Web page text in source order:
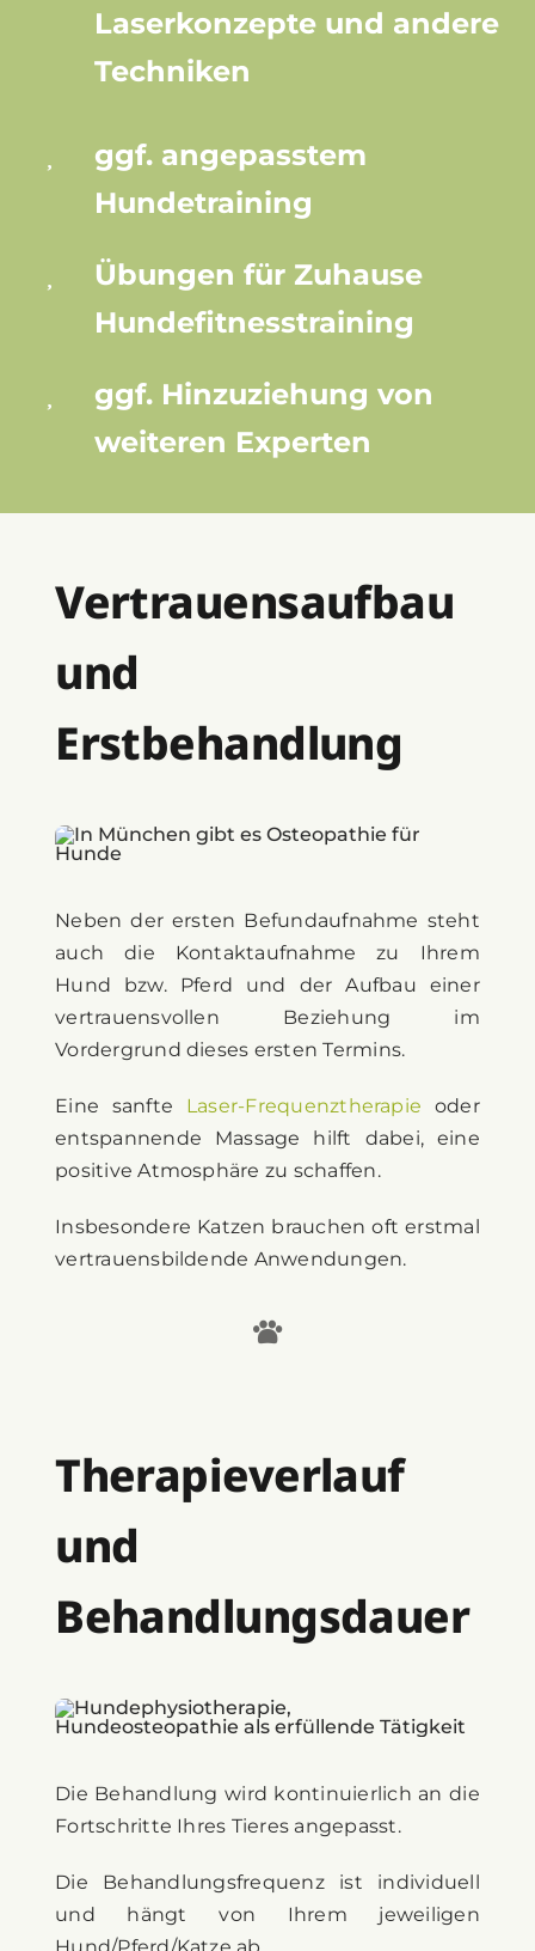
Laserkonzepte und andere
Techniken
ggf. angepasstem
Hundetraining
Übungen für Zuhause
Hundefitnesstraining
ggf. Hinzuziehung von
weiteren Experten
Vertrauensaufbau
und
Erstbehandlung
Neben der ersten Befundaufnahme steht
auch die Kontaktaufnahme zu Ihrem
Hund bzw. Pferd und der Aufbau einer
vertrauensvollen Beziehung im
Vordergrund dieses ersten Termins.
Eine sanfte Laser-Frequenztherapie oder
entspannende Massage hilft dabei, eine
positive Atmosphäre zu schaffen.
Insbesondere Katzen brauchen oft erstmal
vertrauensbildende Anwendungen.
Therapieverlauf
und
Behandlungsdauer
Die Behandlung wird kontinuierlich an die
Fortschritte Ihres Tieres angepasst.
Die Behandlungsfrequenz ist individuell
und hängt von Ihrem jeweiligen